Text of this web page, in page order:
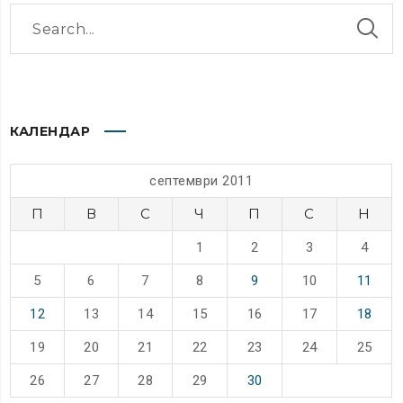
КАЛЕНДАР
септември 2011
П В С Ч П С Н
1 2 3 4
5 6 7 8 9 10 11
12 13 14 15 16 17 18
19 20 21 22 23 24 25
26 27 28 29
30